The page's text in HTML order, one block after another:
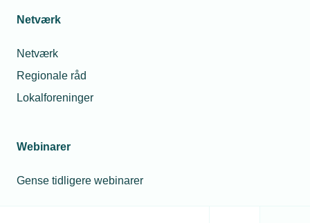
Netværk
Netværk
Regionale råd
Lokalforeninger
Webinarer
Gense tidligere webinarer